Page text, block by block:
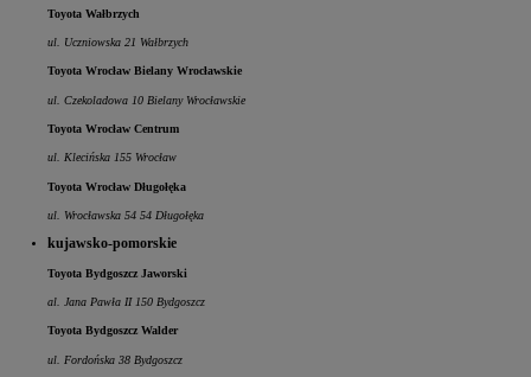
Toyota Wałbrzych
ul. Uczniowska 21 Wałbrzych
Toyota Wrocław Bielany Wrocławskie
ul. Czekoladowa 10 Bielany Wrocławskie
Toyota Wrocław Centrum
ul. Klecińska 155 Wrocław
Toyota Wrocław Długołęka
ul. Wrocławska 54 54 Długołęka
kujawsko-pomorskie
Toyota Bydgoszcz Jaworski
al. Jana Pawła II 150 Bydgoszcz
Toyota Bydgoszcz Walder
ul. Fordońska 38 Bydgoszcz